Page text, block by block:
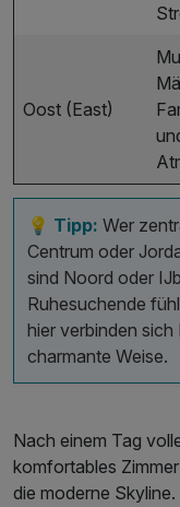
Oost (East)
💡 Tipp: Wer
Centrum oder
sind Noord oder
Ruhesuchende
hier verbinden
charmante Weise.
Nach einem Tag
komfortables
die moderne